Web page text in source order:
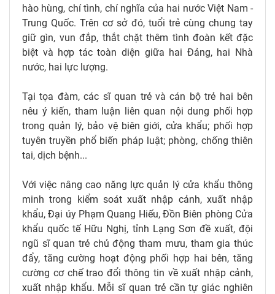
hào hùng, chí tình, chí nghĩa của hai nước Việt Nam -
Trung Quốc. Trên cơ sở đó, tuổi trẻ cùng chung tay
giữ gìn, vun đắp, thắt chặt thêm tình đoàn kết đặc
biệt và hợp tác toàn diện giữa hai Đảng, hai Nhà
nước, hai lực lượng.
Tại tọa đàm, các sĩ quan trẻ và cán bộ trẻ hai bên
nêu ý kiến, tham luận liên quan nội dung phối hợp
trong quản lý, bảo vệ biên giới, cửa khẩu; phối hợp
tuyên truyền phổ biến pháp luật; phòng, chống thiên
tai, dịch bệnh...
Với việc nâng cao năng lực quản lý cửa khẩu thông
minh trong kiểm soát xuất nhập cảnh, xuất nhập
khẩu, Đại úy Phạm Quang Hiếu, Đồn Biên phòng Cửa
khẩu quốc tế Hữu Nghị, tỉnh Lạng Sơn đề xuất, đội
ngũ sĩ quan trẻ chủ động tham mưu, tham gia thúc
đẩy, tăng cường hoạt động phối hợp hai bên, tăng
cường cơ chế trao đổi thông tin về xuất nhập cảnh,
xuất nhập khẩu. Mỗi sĩ quan trẻ cần tự giác nghiên